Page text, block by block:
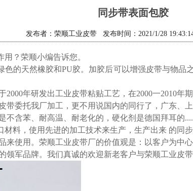
同步带表面包胶
发布者：荣顺工业皮带 发布时间：2021/1/28
？荣顺小编告诉您。
的天然橡胶和PU胶。加胶后可以增强皮带与物品
2000年研发出工业皮带粘贴工艺，在2000一2010年
带委托我厂加工，更不用说国内的同行了，广东、
不含苯、耐高温、 耐老化的，硬化剂是德国拜耳的
材料，使用先进的加工技术来生产 ， 生产出来 的同
来使用 。 荣顺工业皮带厂的价值观是：以客户为中
领军品牌。我们真诚的欢迎新老客户与荣顺工业皮